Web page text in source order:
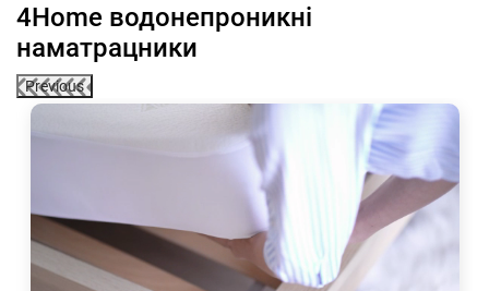
4Home водонепроникні
наматрацники
Previous